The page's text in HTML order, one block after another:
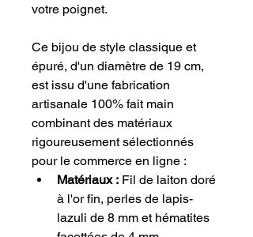
votre poignet.
​Ce bijou de style classique et
épuré, d'un diamètre de 19 cm,
est issu d'une fabrication
artisanale 100% fait main
combinant des matériaux
rigoureusement sélectionnés
pour le commerce en ligne :
Matériaux : Fil de laiton doré
à l'or fin, perles de lapis-
lazuli de 8 mm et hématites